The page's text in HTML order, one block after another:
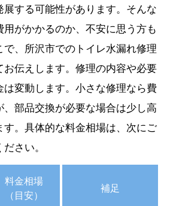
展する可能性があります。そんな
がかかるのか、不安に思う方も
、所沢市でのトイレ水漏れ修理
伝えします。修理の内容や必要
変動します。小さな修理なら費
部品交換が必要な場合は少し高
す。具体的な料金相場は、次にご
さい。
料金相場
（目安）
補足